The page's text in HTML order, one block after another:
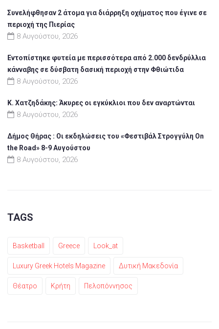
Συνελήφθησαν 2 άτομα για διάρρηξη οχήματος που έγινε σε
περιοχή της Πιερίας
8 Αυγούστου, 2026
Εντοπίστηκε φυτεία με περισσότερα από 2.000 δενδρύλλια
κάνναβης σε δύσβατη δασική περιοχή στην Φθιώτιδα
8 Αυγούστου, 2026
Κ. Χατζηδάκης: Άκυρες οι εγκύκλιοι που δεν αναρτώνται
8 Αυγούστου, 2026
Δήμος Θήρας : Οι εκδηλώσεις του «Φεστιβάλ Στρογγύλη On
the Road» 8-9 Αυγούστου
8 Αυγούστου, 2026
TAGS
Basketball Greece Look_at
Luxury Greek Hotels Magazine Δυτική Μακεδονία
Θέατρο Κρήτη Πελοπόννησος